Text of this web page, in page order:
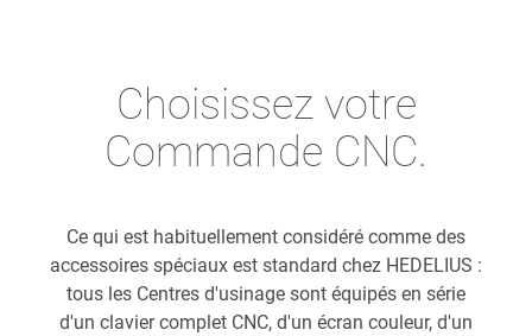
Choisissez votre
Commande CNC.
Ce qui est habituellement considéré comme des
accessoires spéciaux est standard chez HEDELIUS :
tous les Centres d'usinage sont équipés en série
d'un clavier complet CNC, d'un écran couleur, d'un